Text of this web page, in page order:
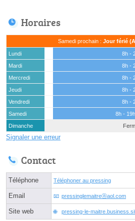
Horaires
Samedi prochain : Jour férié
Lundi
8h -
Mardi
8h -
Mercredi
8h -
Jeudi
8h -
Vendredi
8h -
Samedi
8h -
Dimanche
Signaler une erreur
Contact
Téléphone Téléphoner au pressing
Email pressinglemaitreⓐaol.com
Site web pressing-le-